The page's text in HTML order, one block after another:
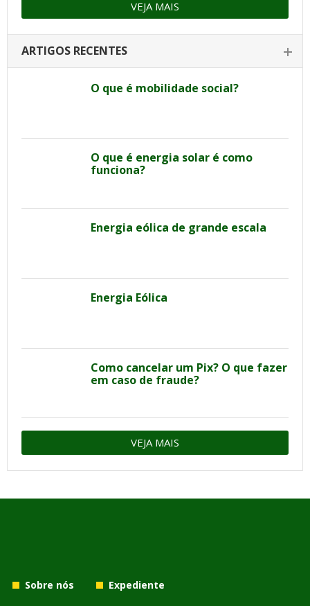
VEJA MAIS
ARTIGOS RECENTES
O que é mobilidade social?
O que é energia solar é como
funciona?
Energia eólica de grande escala
Energia Eólica
Como cancelar um Pix? O que fazer
em caso de fraude?
VEJA MAIS
Sobre nós
Expediente